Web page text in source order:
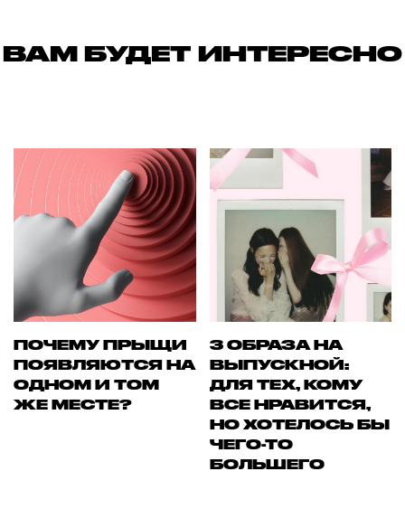
ВАМ БУДЕТ ИНТЕРЕСНО
ПОЧЕМУ ПРЫЩИ
ПОЯВЛЯЮТСЯ НА
ОДНОМ И ТОМ
ЖЕ МЕСТЕ?
3 ОБРАЗА НА
ВЫПУСКНОЙ:
ДЛЯ ТЕХ, КОМУ
ВСЕ НРАВИТСЯ,
НО ХОТЕЛОСЬ БЫ
ЧЕГО-ТО
БОЛЬШЕГО